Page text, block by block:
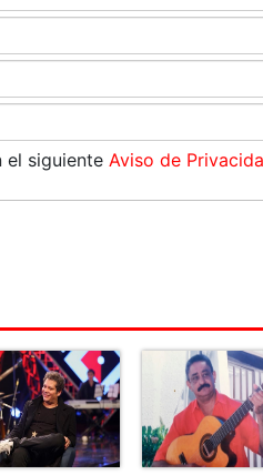
el siguiente Aviso de